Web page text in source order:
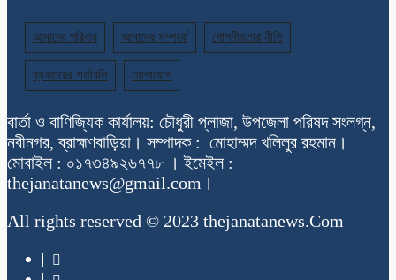
আমাদের পরিবার আমাদের সম্পর্কে গোপনীয়তার নীতি
ব্যবহারের শর্তাবলি যোগাযোগ
বার্তা ও বাণিজ্যিক কার্যালয়: চৌধুরী প্লাজা, উপজেলা পরিষদ সংলগ্ন,
নবীনগর, ব্রাহ্মণবাড়িয়া। সম্পাদক : মোহাম্মদ খলিলুর রহমান।
মোবাইল : ০১৭৩৪৯২৬৭৭৮ । ইমেইল :
thejanatanews@gmail.com।
All rights reserved © 2023 thejanatanews.Com